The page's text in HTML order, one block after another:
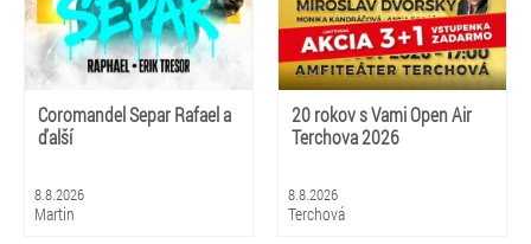
Coromandel Separ Rafael a
ďalší
8.8.2026
Martin
20 rokov s Vami Open Air
Terchova 2026
8.8.2026
Terchová